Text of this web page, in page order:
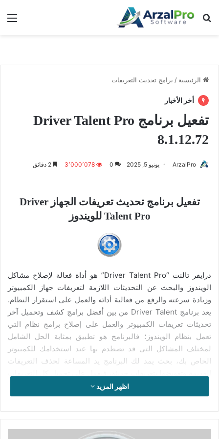
بحث عن
الرئيسية / برامج تحديث التعريفات
أخر الأخبار
تفعيل برنامج Driver Talent Pro
8.1.12.72
ArzalPro يونيو 5, 2025 0 3٬000٬078
تفعيل برنامج تحديث تعريفات الجهاز Driver
Talent Pro للويندوز
درايفر تالنت “Driver Talent Pro” هو أداة فعالة لإصلاح مشاكل
الويندوز والبحث عن التحديثات اللازمة لتعريفات جهاز الكمبيوتر
وزيادة سرعته والرفع من فعالية أدائه والعمل على استقرار النظام.
يعد برنامج Driver Talent من بين أفضل برامج كشف وتحميل آخر
تحديثات تعريفات الكمبيوتر والعمل على إصلاح برامج نظام التي
تعمل بنظام الويندوز؛ فالبرنامج هو تطبيق بمثابة الحل الشامل
لمختلف المشاكل التي قد تصطدم بها عند استخدامك للكمبيوتر
الخاص بك، بحث يمد لك البرنامج يد المساعة لحذف التعريفات
الصحيحة لكارت الصوت وكارت الشاشة وكروت التليفاز ويقوم
بتحديث تعريفات الكاميرا والطابعة والفلاشة ..إلخ. إضافة إلى تحميل
جميع التعريفات الحديثة للأنترنت. كما أن البرنامج يساعدك على
مواجهة مشاكل عديدة أخرى كإقاف التطبيقات عن العمل بشكل
مفاجئ والبحث عن حلول اللازمة لبطء متصفح الأنترنت والرفع من
اظهر المزيد